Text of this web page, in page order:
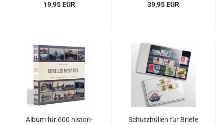
19,95 EUR 39,95 EUR
Album für 600 his­to­ri­
Schutz­hül­len für Brie­fe